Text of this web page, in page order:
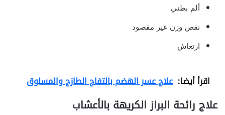
ألم بطني
نقص وزن غير مقصود
ارتعاش
اقرأ أيضا: علاج عسر الهضم بالتفاح الطازج والمسلوق
علاج رائحة البراز الكريهة بالأعشاب